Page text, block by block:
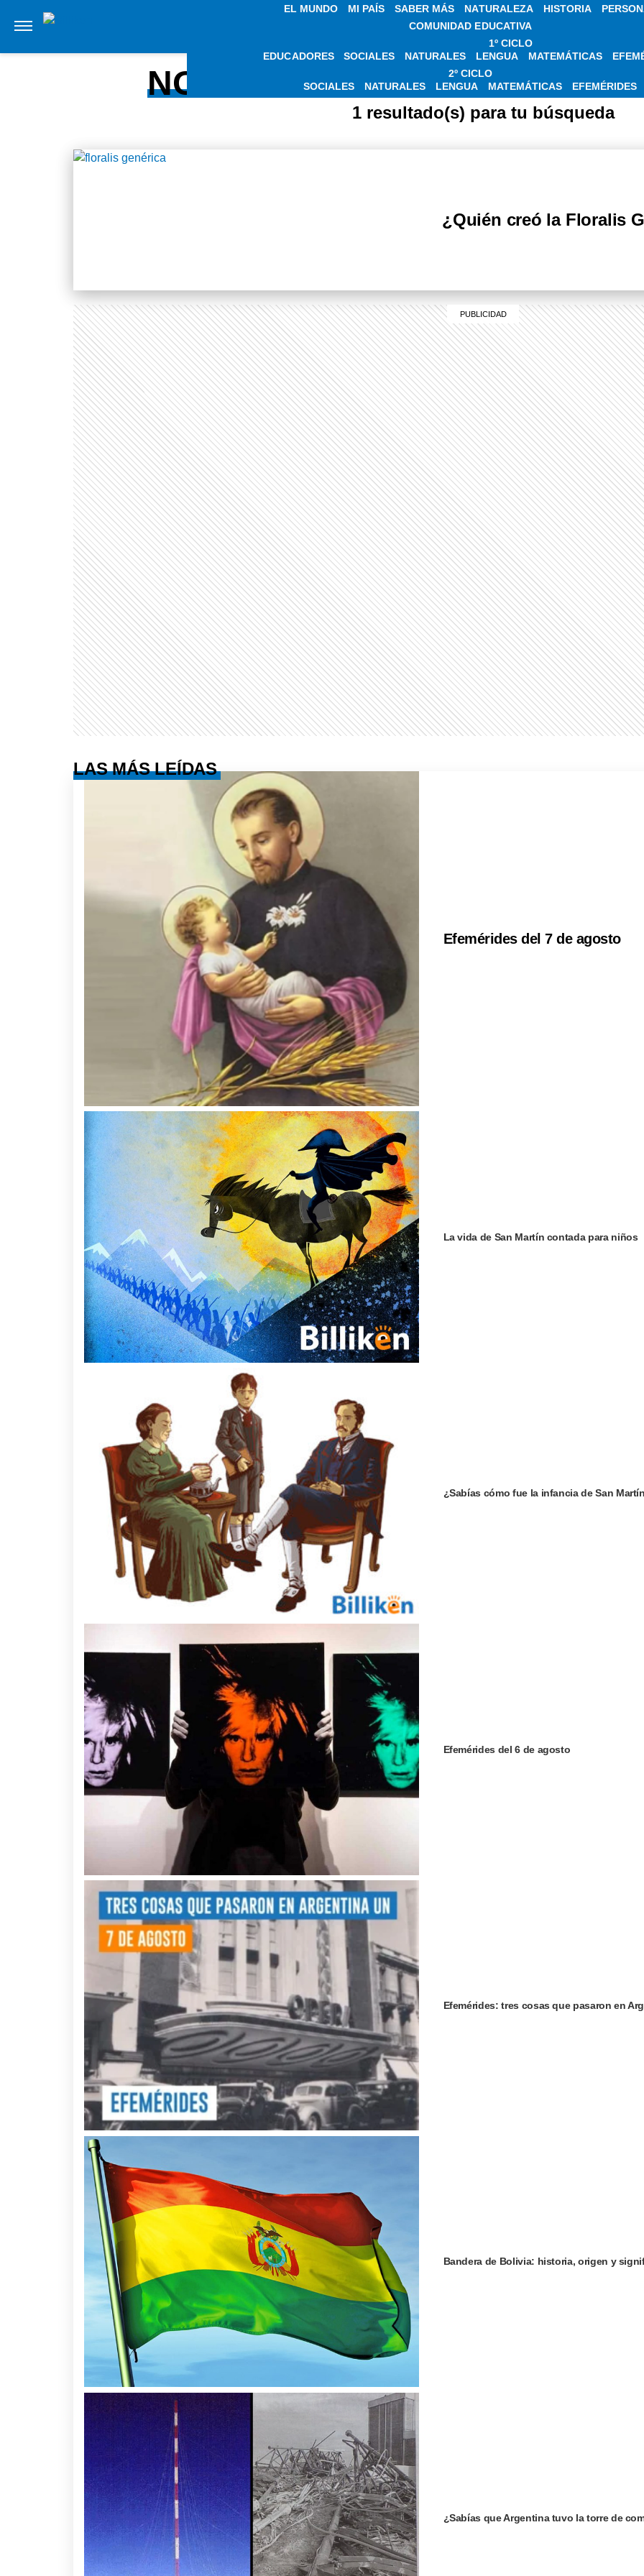
EL MUNDO MI PAÍS SABER MÁS NATURALEZA HISTORIA
COMUNIDAD EDUCATIVA
EDUCADORES
1º CICLO
SOCIALES
NATURALES LENGUA MATEMÁTICAS
2º CICLO
SOCIALES
NATURALES LENGUA MATEMÁTICAS EFEMÉRIDES
NOTICIAS SOBRE FLORALIS
1 resultado(s) para tu búsqueda
¿Quién creó la Floralis
LAS MÁS LEÍDAS
Efemérides del 7 de agosto
La vida de San Martín contada para niños
¿Sabías cómo fue la infancia de San
Efemérides del 6 de agosto
Efemérides: tres cosas que pasaron en
Bandera de Bolivia: historia, origen y
¿Sabías que Argentina tuvo la torre de